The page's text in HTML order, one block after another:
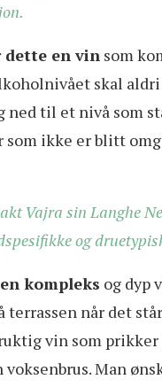
dette en vin som
skal
ned til et nivå som
som ikke er blitt
Vajra sin Langhe
og
kompleks og dyp
terrassen når det
vin som
Man